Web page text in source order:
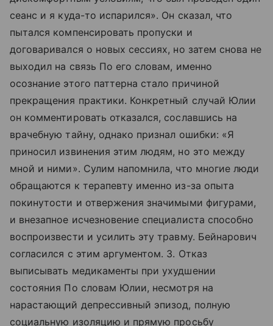
сеанс и я куда-то испарился». Он сказал, что
пытался компенсировать пропуски и
договаривался о новых сессиях, но затем снова не
выходил на связь По его словам, именно
осознание этого паттерна стало причиной
прекращения практики. Конкретный случай Юлии
он комментировать отказался, сославшись на
врачебную тайну, однако признал ошибки: «Я
приносил извинения этим людям, но это между
мной и ними». Сулим напомнила, что многие люди
обращаются к терапевту именно из-за опыта
покинутости и отвержения значимыми фигурами,
и внезапное исчезновение специалиста способно
воспроизвести и усилить эту травму. Бейнарович
согласился с этим аргументом. 3. Отказ
выписывать медикаменты при ухудшении
состояния По словам Юлии, несмотря на
нарастающий депрессивный эпизод, полную
социальную изоляцию и прямую просьбу